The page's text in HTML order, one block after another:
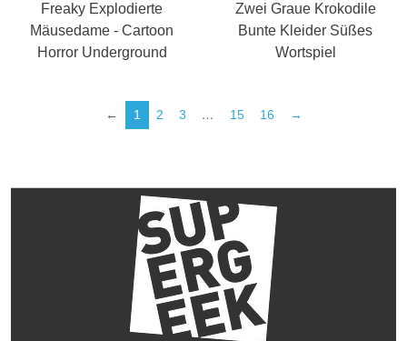
Freaky Explodierte
Mäusedame - Cartoon
Horror Underground
Zwei Graue Krokodile
Bunte Kleider Süßes
Wortspiel
← 1 2 3 … 15 16 →